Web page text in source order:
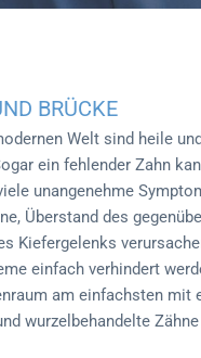
nicht
BRÜCKE
Welt sind heile
ein fehlender Zahn
unangenehme
Überstand des
Kiefergelenks
einfach verhindert
am einfachsten mit
wurzelbehandelte